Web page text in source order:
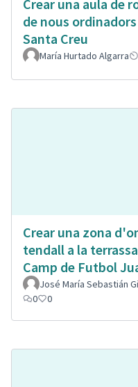
Crear una aula de
de nous ordinadors
Santa Creu
María Hurtado Algarra
Crear una zona
tendall a la
Camp de Futbol
José María Sebastián
0
0